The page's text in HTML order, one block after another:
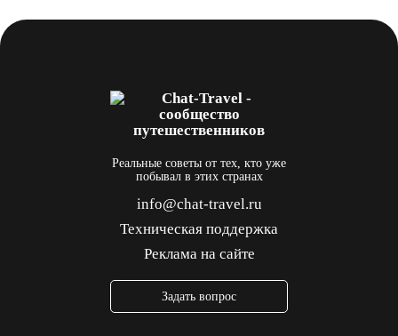
Реальные советы от тех, кто уже
побывал в этих странах
info@chat-travel.ru
Техническая поддержка
Реклама на сайте
Задать вопрос